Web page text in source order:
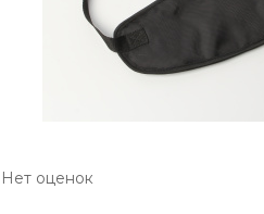
Нет оценок